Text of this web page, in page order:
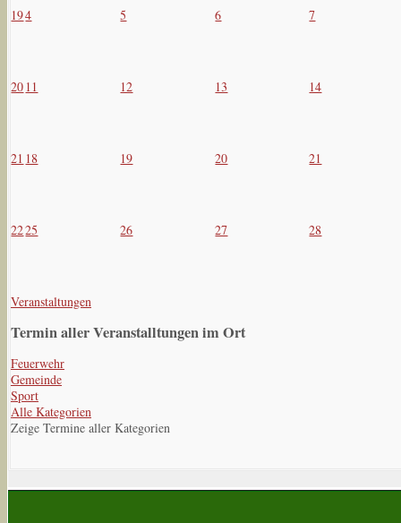
194 5 6 7
20 11 12 13 14
21 18 19 20 21
2225 26 27 28
Veranstaltungen
Termin aller Veranstalltungen im Ort
Feuerwehr
Gemeinde
Sport
Alle Kategorien
Zeige Termine aller Kategorien